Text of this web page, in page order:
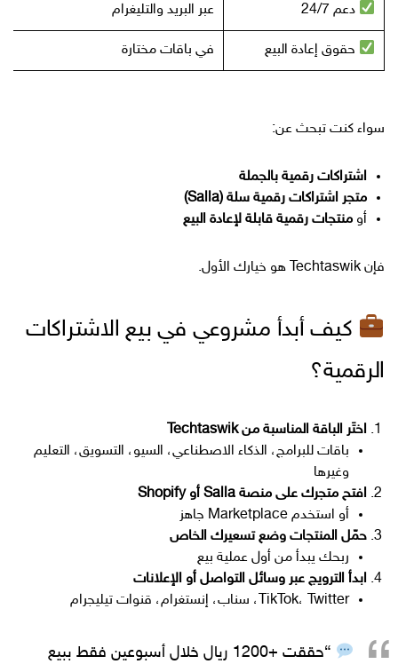
دعم 24/7 عبر البريد والتليغرام
حقوق إعادة البيع في باقات مختارة
سواء كنت تبحث عن:
اشتراكات رقمية بالجملة
متجر اشتراكات رقمية سلة (Salla)
أو منتجات رقمية قابلة لإعادة البيع
فإن Techtaswik هو خيارك الأول.
كيف أبدأ مشروعي في بيع الاشتراكات
الرقمية؟
اختَر الباقة المناسبة من Techtaswik
باقات للبرامج، الذكاء الاصطناعي، السيو، التسويق، التعليم
وغيرها
افتح متجرك على منصة Salla أو Shopify
أو استخدم Marketplace جاهز
حمّل المنتجات وضع تسعيرك الخاص
ربحك يبدأ من أول عملية بيع
ابدأ الترويج عبر وسائل التواصل أو الإعلانات
TikTok، Twitter، سناب، إنستغرام، قنوات تيليجرام
“حققت +1200 ريال خلال أسبوعين فقط ببيع